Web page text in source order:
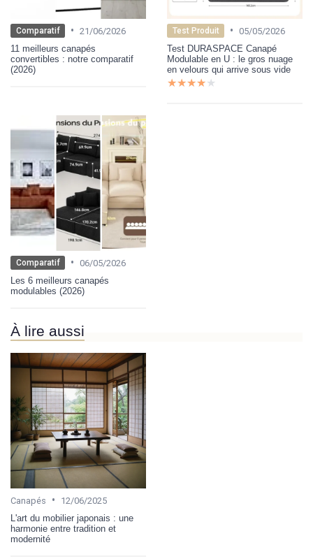
Comparatif • 21/06/2026
11 meilleurs canapés
convertibles : notre comparatif
(2026)
Test Produit • 05/05/2026
Test DURASPACE Canapé
Modulable en U : le gros nuage
en velours qui arrive sous vide
★★★★★
★★★★★
Comparatif • 06/05/2026
Les 6 meilleurs canapés
modulables (2026)
À lire aussi
Canapés •
12/06/2025
L'art du mobilier japonais : une
harmonie entre tradition et
modernité